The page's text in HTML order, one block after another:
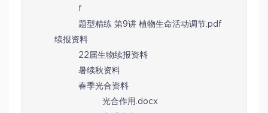
f
题型精练 第9讲 植物生命活动调节.pdf
续报资料
22届生物续报资料
暑续秋资料
春季光合资料
光合作用.docx